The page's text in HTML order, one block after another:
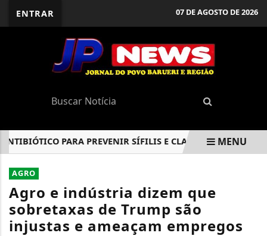
ENTRAR 07 DE AGOSTO DE 2026
PARA PREVENIR SÍFILIS E CLAMÍDIA CAJAMAR
EM ALTA
MENU
AGRO
Agro e indústria dizem que
sobretaxas de Trump são
injustas e ameaçam empregos